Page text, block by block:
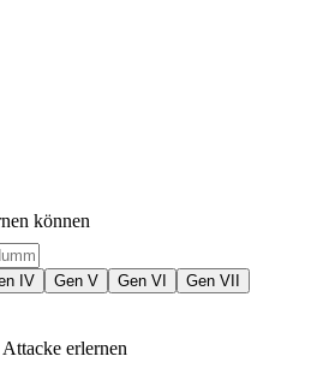
können
IV Gen V Gen VI
Gen VII
erlernen